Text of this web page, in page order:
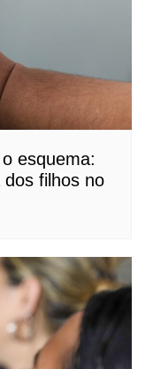
esquema:
filhos no